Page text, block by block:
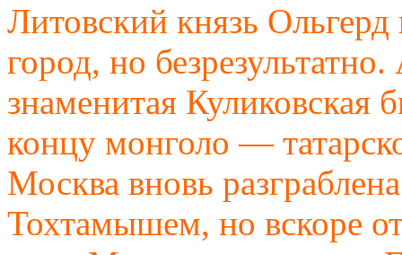
Литовский князь
город, но
знаменитая Куликовская
концу монголо —
Москва вновь
Тохтамышем, но вскоре